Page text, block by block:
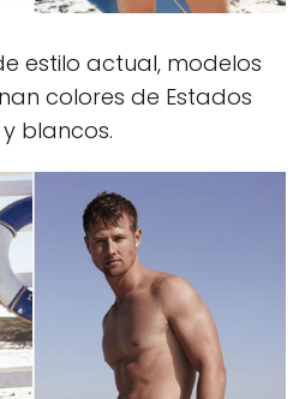
estilo actual, modelos
colores de Estados
y blancos.